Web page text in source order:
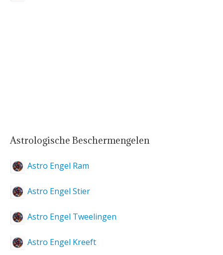
Astrologische Beschermengelen
Astro Engel Ram
Astro Engel Stier
Astro Engel Tweelingen
Astro Engel Kreeft